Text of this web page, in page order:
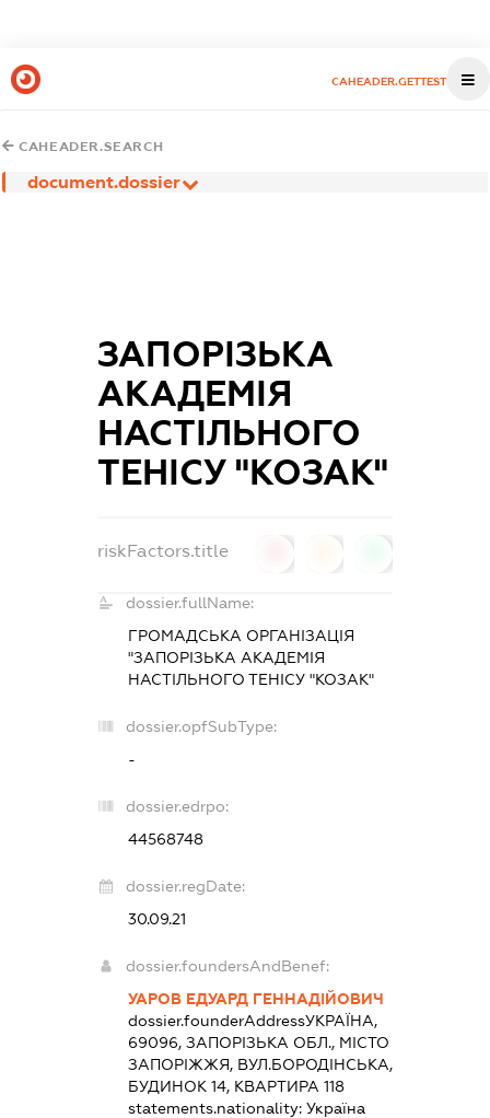
CAHEADER.GETTEST
CAHEADER.SEARCH
document.dossier
ЗАПОРІЗЬКА
АКАДЕМІЯ
НАСТІЛЬНОГО
ТЕНІСУ "КОЗАК"
riskFactors.title
dossier.fullName:
ГРОМАДСЬКА ОРГАНІЗАЦІЯ
"ЗАПОРІЗЬКА АКАДЕМІЯ
НАСТІЛЬНОГО ТЕНІСУ "КОЗАК"
dossier.opfSubType:
-
dossier.edrpo:
44568748
dossier.regDate:
30.09.21
dossier.foundersAndBenef:
УАРОВ ЕДУАРД ГЕННАДІЙОВИЧ
dossier.founderAddressУКРАЇНА,
69096, ЗАПОРІЗЬКА ОБЛ., МІСТО
ЗАПОРІЖЖЯ, ВУЛ.БОРОДІНСЬКА,
БУДИНОК 14, КВАРТИРА 118
statements.nationality: Україна